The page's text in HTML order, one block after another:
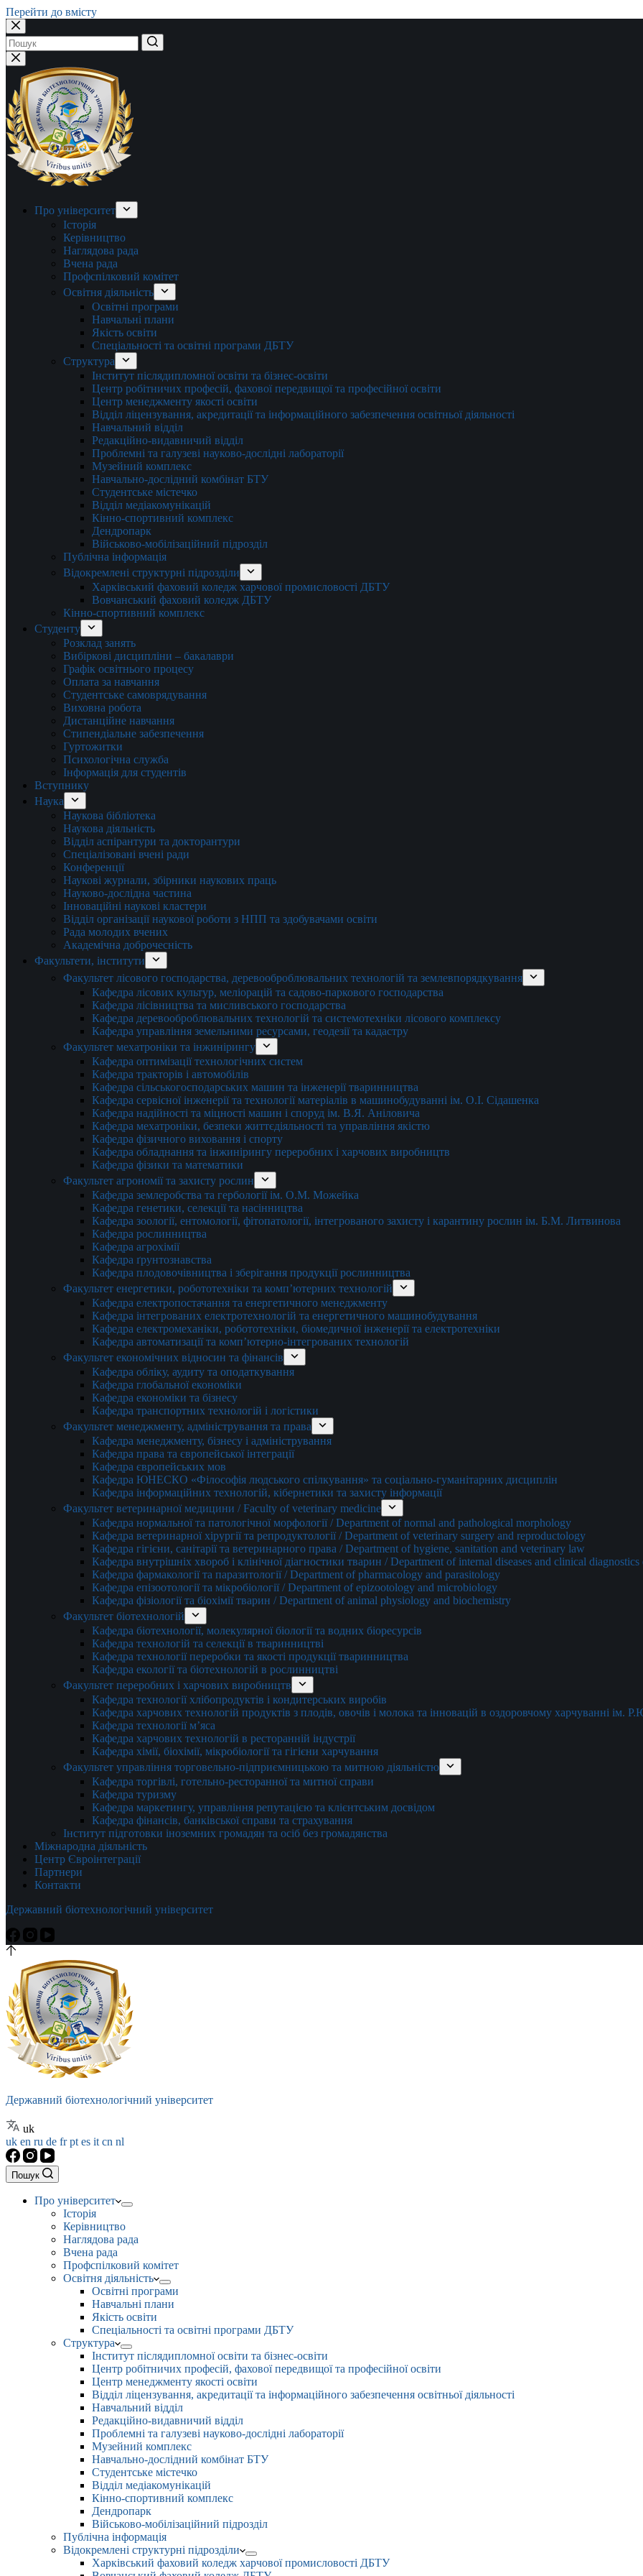
Перейти до вмісту
Немає
результатів
Про університет
Історія
Керівництво
Наглядова рада
Вчена рада
Профспілковий комітет
Освітня діяльність
Освітні програми
Навчальні плани
Якість освіти
Спеціальності та освітні програми ДБТУ
Структура
Інститут післядипломної освіти та бізнес-освіти
Центр робітничих професій, фахової передвищої та професійної освіти
Центр менеджменту якості освіти
Відділ ліцензування, акредитації та інформаційного забезпечення освітньої діяльності
Навчальний відділ
Редакційно-видавничий відділ
Проблемні та галузеві науково-дослідні лабораторії
Музейний комплекс
Навчально-дослідний комбінат БТУ
Студентське містечко
Відділ медіакомунікацій
Кінно-спортивний комплекс
Дендропарк
Військово-мобілізаційний підрозділ
Публічна інформація
Відокремлені структурні підрозділи
Харківський фаховий коледж харчової промисловості ДБТУ
Вовчанський фаховий коледж ДБТУ
Кінно-спортивний комплекс
Студенту
Розклад занять
Вибіркові дисципліни – бакалаври
Графік освітнього процесу
Оплата за навчання
Студентське самоврядування
Виховна робота
Дистанційне навчання
Стипендіальне забезпечення
Гуртожитки
Психологічна служба
Інформація для студентів
Вступнику
Наука
Наукова бібліотека
Наукова діяльність
Відділ аспірантури та докторантури
Спеціалізовані вчені ради
Конференції
Наукові журнали, збірники наукових праць
Науково-дослідна частина
Інноваційні наукові кластери
Відділ організації наукової роботи з НПП та здобувачами освіти
Рада молодих вчених
Академічна доброчесність
Факультети, інститути
Факультет лісового господарства, деревооброблювальних технологій та землевпорядкування
Кафедра лісових культур, меліорацій та садово-паркового господарства
Кафедра лісівництва та мисливського господарства
Кафедра деревооброблювальних технологій та системотехніки лісового комплексу
Кафедра управління земельними ресурсами, геодезії та кадастру
Факультет мехатроніки та інжинірингу
Кафедра оптимізації технологічних систем
Кафедра тракторів і автомобілів
Кафедра сільськогосподарських машин та інженерії тваринництва
Кафедра cервісної інженерії та технології матеріалів в машинобудуванні ім. О.І. Сідашенка
Кафедра надійності та міцності машин і споруд ім. В.Я. Аніловича
Кафедра мехатроніки, безпеки життєдіяльності та управління якістю
Кафедра фізичного виховання і спорту
Кафедра обладнання та інжинірингу переробних і харчових виробництв
Кафедра фізики та математики
Факультет агрономії та захисту рослин
Кафедра землеробства та гербології ім. О.М. Можейка
Кафедра генетики, селекції та насінництва
Кафедра зоології, ентомології, фітопатології, інтегрованого захисту і карантину рослин ім. Б.М. Литвинова
Кафедра рослинництва
Кафедра агрохімії
Кафедра ґрунтознавства
Кафедра плодовочівництва і зберігання продукції рослинництва
Факультет енергетики, робототехніки та комп’ютерних технологій
Кафедра електропостачання та енергетичного менеджменту
Кафедра інтегрованих електротехнологій та енергетичного машинобудування
Кафедра електромеханіки, робототехніки, біомедичної інженерії та електротехніки
Кафедра автоматизації та комп’ютерно-інтегрованих технологій
Факультет економічних відносин та фінансів
Кафедра обліку, аудиту та оподаткування
Кафедра глобальної економіки
Кафедра економіки та бізнесу
Кафедра транспортних технологій і логістики
Факультет менеджменту, адміністрування та права
Кафедра менеджменту, бізнесу і адміністрування
Кафедра права та європейської інтеграції
Кафедра європейських мов
Кафедра ЮНЕСКО «Філософія людського спілкування» та соціально-гуманітарних дисциплін
Кафедра інформаційних технологій, кібернетики та захисту інформації
Факультет ветеринарної медицини / Faculty of veterinary medicine
Кафедра нормальної та патологічної морфології / Department of normal and pathological morphology
Кафедра ветеринарної хірургії та репродуктології / Department of veterinary surgery and reproductology
Кафедра гігієни, санітарії та ветеринарного права / Department of hygiene, sanitation and veterinary law
Кафедра внутрішніх хвороб і клінічної діагностики тварин / Department of internal diseases and clinical
Кафедра фармакології та паразитології / Department of pharmacology and parasitology
Кафедра епізоотології та мікробіології / Department of epizootology and microbiology
Кафедра фізіології та біохімії тварин / Department of animal physiology and biochemistry
Факультет біотехнологій
Кафедра біотехнології, молекулярної біології та водних біоресурсів
Кафедра технологій та селекції в тваринництві
Кафедра технології переробки та якості продукції тваринництва
Кафедра екології та біотехнологій в рослинництві
Факультет переробних і харчових виробництв
Кафедра технології хлібопродуктів і кондитерських виробів
Кафедра харчових технологій продуктів з плодів, овочів і молока та інновацій в оздоровчому харчуванні ім.
Кафедра технології м’яса
Кафедра харчових технологій в ресторанній індустрії
Кафедра хімії, біохімії, мікробіології та гігієни харчування
Факультет управління торговельно-підприємницькою та митною діяльністю
Кафедра торгівлі, готельно-ресторанної та митної справи
Кафедра туризму
Кафедра маркетингу, управління репутацією та клієнтським досвідом
Кафедра фінансів, банківської справи та страхування
Інститут підготовки іноземних громадян та осіб без громадянства
Міжнародна діяльність
Центр Євроінтеграції
Партнери
Контакти
Державний біотехнологічний університет
Державний біотехнологічний університет
uk
uk en ru de frpt es it cn nl
Пошук
Про університет
Історія
Керівництво
Наглядова рада
Вчена рада
Профспілковий комітет
Освітня діяльність
Освітні програми
Навчальні плани
Якість освіти
Спеціальності та освітні програми ДБТУ
Структура
Інститут післядипломної освіти та бізнес-освіти
Центр робітничих професій, фахової передвищої та професійної освіти
Центр менеджменту якості освіти
Відділ ліцензування, акредитації та інформаційного забезпечення освітньої діяльності
Навчальний відділ
Редакційно-видавничий відділ
Проблемні та галузеві науково-дослідні лабораторії
Музейний комплекс
Навчально-дослідний комбінат БТУ
Студентське містечко
Відділ медіакомунікацій
Кінно-спортивний комплекс
Дендропарк
Військово-мобілізаційний підрозділ
Публічна інформація
Відокремлені структурні підрозділи
Харківський фаховий коледж харчової промисловості ДБТУ